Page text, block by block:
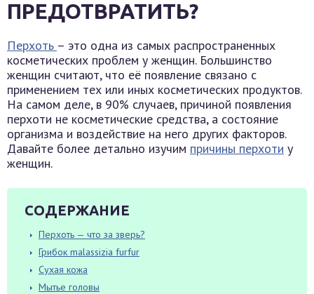
ПРЕДОТВРАТИТЬ?
Перхоть – это одна из самых распространенных
косметических проблем у женщин. Большинство
женщин считают, что её появление связано с
применением тех или иных косметических продуктов.
На самом деле, в 90% случаев, причиной появления
перхоти не косметические средства, а состояние
организма и воздействие на него других факторов.
Давайте более детально изучим причины перхоти у
женщин.
СОДЕРЖАНИЕ
Перхоть — что за зверь?
Грибок malassizia furfur
Сухая кожа
Мытье головы